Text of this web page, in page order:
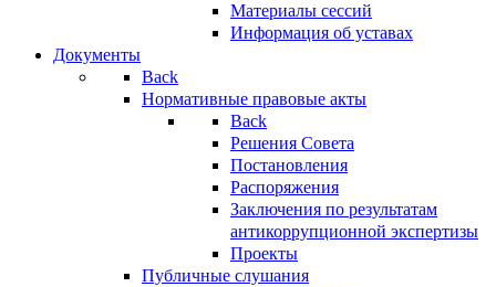
Материалы сессий
Информация об уставах
Документы
Back
Нормативные правовые акты
Back
Решения Совета
Постановления
Распоряжения
Заключения по результатам
антикоррупционной экспертизы
Проекты
Публичные слушания